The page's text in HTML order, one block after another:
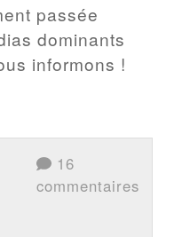
passée
dominants
informons !
16
commentaires